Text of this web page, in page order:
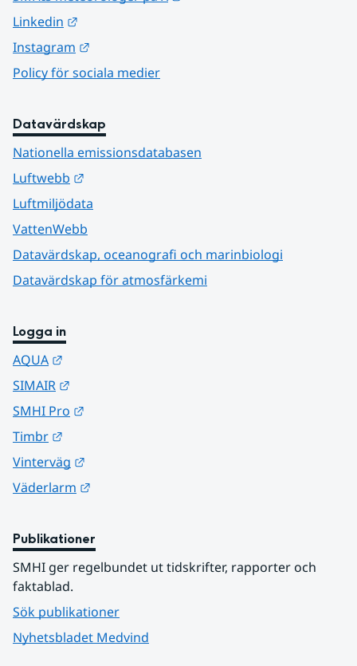
Linkedin
Instagram
Policy för sociala medier
Datavärdskap
Nationella emissionsdatabasen
Luftwebb
Luftmiljödata
VattenWebb
Datavärdskap, oceanografi och marinbiologi
Datavärdskap för atmosfärkemi
Logga in
AQUA
SIMAIR
SMHI Pro
Timbr
Vinterväg
Väderlarm
Publikationer
SMHI ger regelbundet ut tidskrifter, rapporter och
faktablad.
Sök publikationer
Nyhetsbladet Medvind